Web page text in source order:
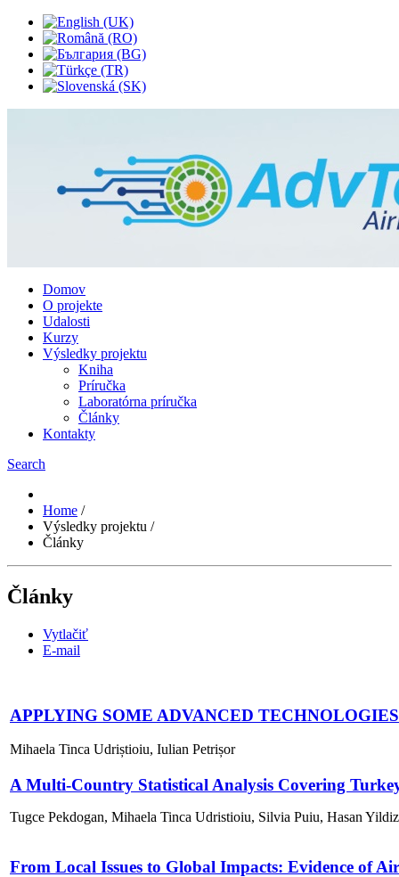
Domov
O projekte
Udalosti
Kurzy
Výsledky projektu
Kniha
Príručka
Laboratórna príručka
Články
Kontakty
Search
Home /
Výsledky projektu /
Články
Články
Vytlačiť
E-mail
APPLYING SOME ADVANCED
Mihaela Tinca Udriștioiu, Iulian Petrișor
A Multi-Country Statistical Analysis Covering
Tugce Pekdogan, Mihaela Tinca Udristioiu, Silvia Puiu, Hasan
From Local Issues to Global Impacts: Evidence of